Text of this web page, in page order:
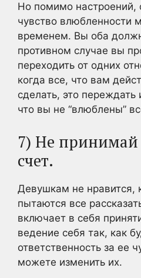
Но помимо настроений,
чувство влюбленности
временем. Вы оба
противном случае вы
переходить от одних
когда все, что вам
сделать, это переждать
что вы не “влюблены”
7) Не принимай
счет.
Девушкам не нравится,
пытаются все
включает в себя
ведение себя так, как
ответственность за ее
можете изменить их.